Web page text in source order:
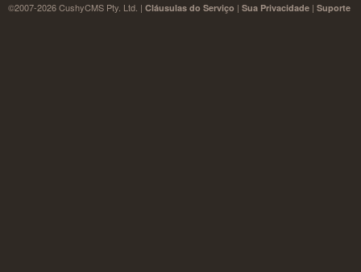
©2007-2026 CushyCMS Pty. Ltd. | Cláusulas do Serviço | Sua Privacidade | Suporte